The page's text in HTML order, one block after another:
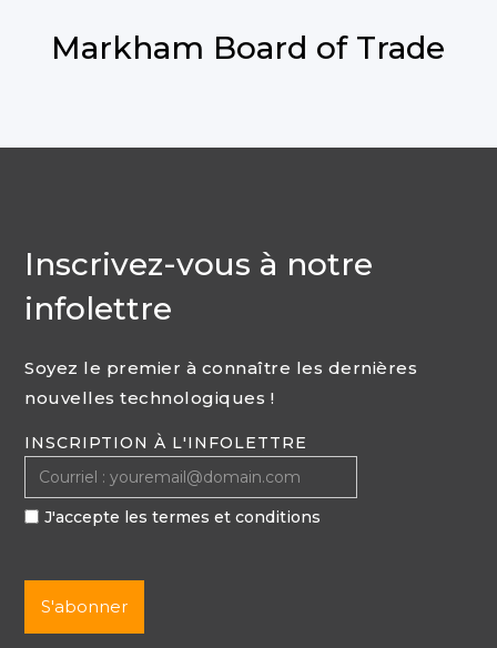
Markham Board of Trade
Inscrivez-vous à notre
infolettre
Soyez le premier à connaître les dernières
nouvelles technologiques !
INSCRIPTION À L'INFOLETTRE
J'accepte les termes et conditions